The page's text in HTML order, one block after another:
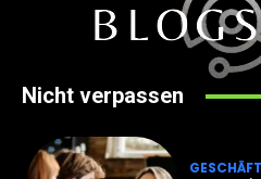
Nicht verpassen